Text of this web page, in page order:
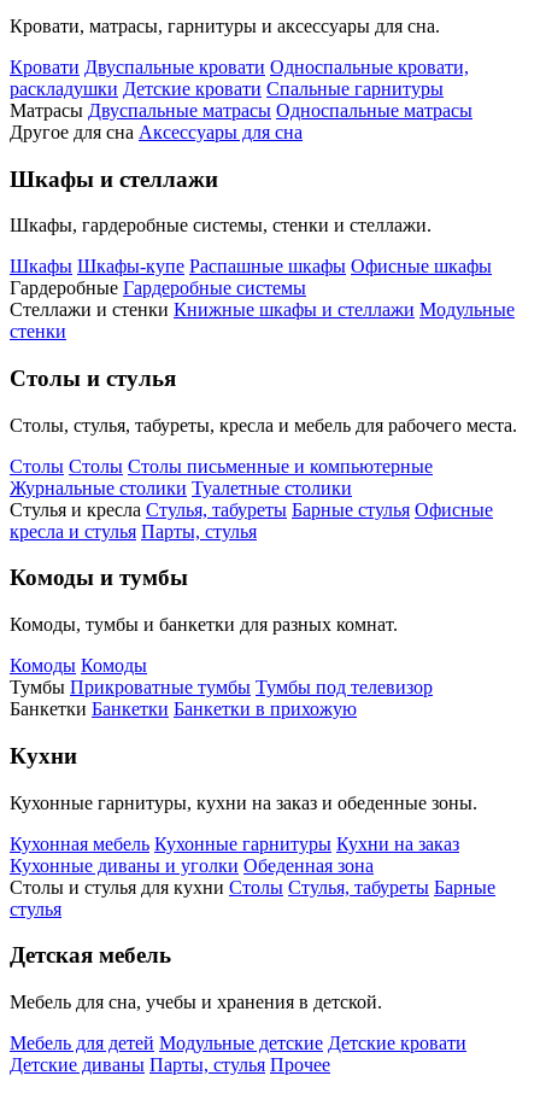
Кровати, матрасы, гарнитуры и аксессуары для сна.
Кровати Двуспальные кровати Односпальные кровати,
раскладушки Детские кровати Спальные гарнитуры
Матрасы Двуспальные матрасы Односпальные матрасы
Другое для сна Аксессуары для сна
Шкафы и стеллажи
Шкафы, гардеробные системы, стенки и стеллажи.
Шкафы Шкафы-купе Распашные шкафы Офисные шкафы
Гардеробные Гардеробные системы
Стеллажи и стенки Книжные шкафы и стеллажи Модульные
стенки
Столы и стулья
Столы, стулья, табуреты, кресла и мебель для рабочего места.
Столы Столы Столы письменные и компьютерные
Журнальные столики Туалетные столики
Стулья и кресла Стулья, табуреты Барные стулья Офисные
кресла и стулья Парты, стулья
Комоды и тумбы
Комоды, тумбы и банкетки для разных комнат.
Комоды Комоды
Тумбы Прикроватные тумбы Тумбы под телевизор
Банкетки Банкетки Банкетки в прихожую
Кухни
Кухонные гарнитуры, кухни на заказ и обеденные зоны.
Кухонная мебель Кухонные гарнитуры Кухни на заказ
Кухонные диваны и уголки Обеденная зона
Столы и стулья для кухни Столы Стулья, табуреты Барные
стулья
Детская мебель
Мебель для сна, учебы и хранения в детской.
Мебель для детей Модульные детские Детские кровати
Детские диваны Парты, стулья Прочее